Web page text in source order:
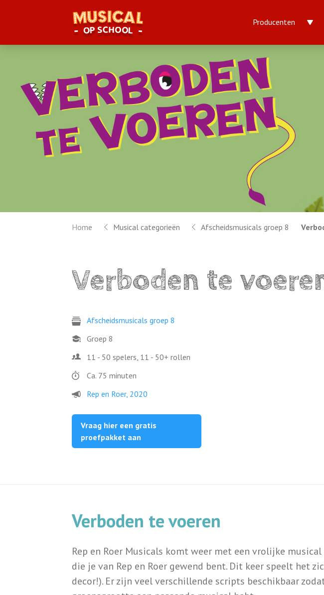
Producenten
Home Musical categorieën Afscheidsmusicals groep 8
Verboden te
Afscheidsmusicals groep 8
Groep 8
11 - 50 spelers, 11 - 50+ rollen
Ca. 75 minuten
Rep en Roer, 2020
Vraag hier een gratis
proefpakket aan
Verboden te voeren
Rep en Roer Musicals komt weer met een vrolijke
die je van Rep en Roer gewend bent. Dit keer speelt het
decor!). Er zijn veel verschillende scripts beschikbaar